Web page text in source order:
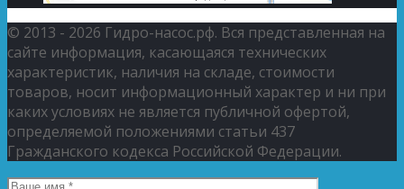
© 2013 - 2026 Гидро-насос.рф. Вся представленная на
сайте информация, касающаяся технических
характеристик, наличия на складе, стоимости
товаров, носит информационный характер и ни при
каких условиях не является публичной офертой,
определяемой положениями статьи 437
Гражданского кодекса Российской Федерации.